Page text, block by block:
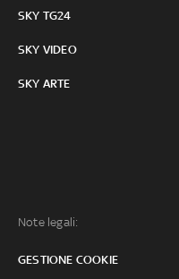
SKY TG24
SKY VIDEO
SKY ARTE
Note legali:
GESTIONE COOKIE